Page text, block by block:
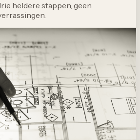
heldere stappen, geen